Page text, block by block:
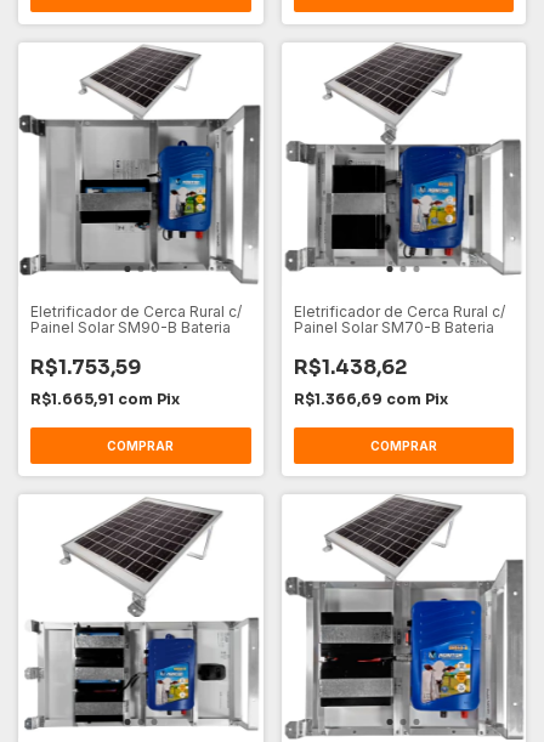
Eletrificador de Cerca Rural c/
Painel Solar SM90-B Bateria
R$1.753,59
R$1.665,91 com Pix
Eletrificador de Cerca Rural c/
Painel Solar SM70-B Bateria
R$1.438,62
R$1.366,69 com Pix